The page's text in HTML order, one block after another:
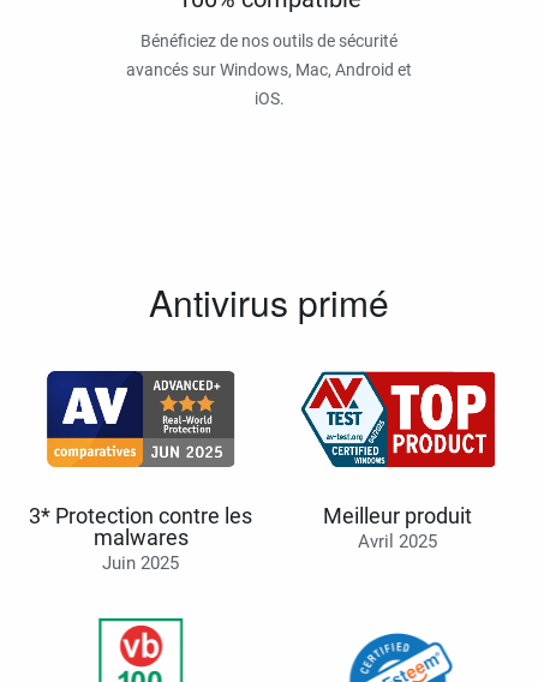
Bénéficiez de nos outils de sécurité
avancés sur Windows, Mac, Android et
iOS.
Antivirus primé
3* Protection contre les
malwares
Juin 2025
Meilleur produit
Avril 2025